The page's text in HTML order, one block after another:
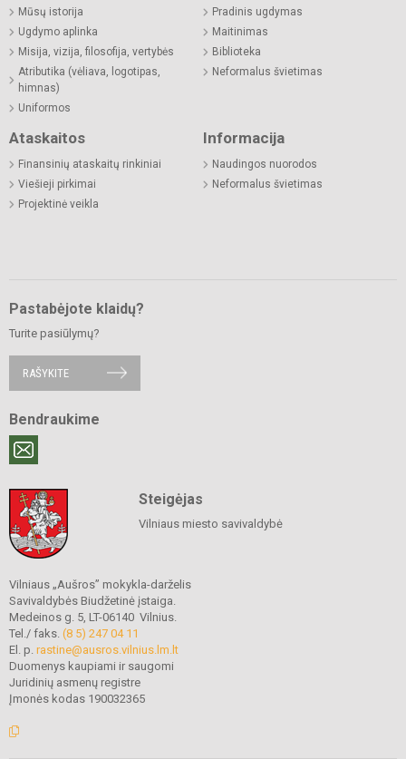
Mūsų istorija
Ugdymo aplinka
Misija, vizija, filosofija, vertybės
Atributika (vėliava, logotipas,
himnas)
Uniformos
Pradinis ugdymas
Maitinimas
Biblioteka
Neformalus švietimas
Ataskaitos
Finansinių ataskaitų rinkiniai
Viešieji pirkimai
Projektinė veikla
Informacija
Naudingos nuorodos
Neformalus švietimas
Pastabėjote klaidų?
Turite pasiūlymų?
RAŠYKITE
Bendraukime
Steigėjas
Vilniaus miesto savivaldybė
Vilniaus „Aušros” mokykla-darželis
Savivaldybės Biudžetinė įstaiga.
Medeinos g. 5, LT-06140 Vilnius.
Tel./ faks. (8 5) 247 04 11
El. p. rastine@ausros.vilnius.lm.lt
Duomenys kaupiami ir saugomi
Juridinių asmenų registre
Įmonės kodas 190032365